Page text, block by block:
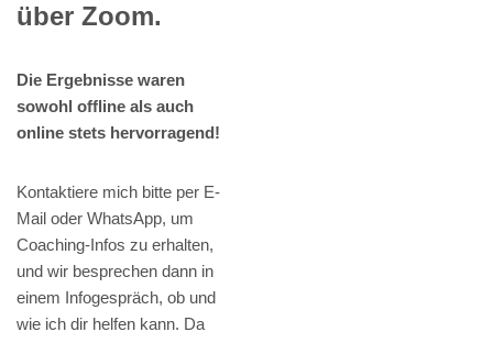
über Zoom.
Die Ergebnisse waren
sowohl offline als auch
online stets hervorragend!
Kontaktiere mich bitte per E-
Mail oder WhatsApp, um
Coaching-Infos zu erhalten,
und wir besprechen dann in
einem Infogespräch, ob und
wie ich dir helfen kann. Da